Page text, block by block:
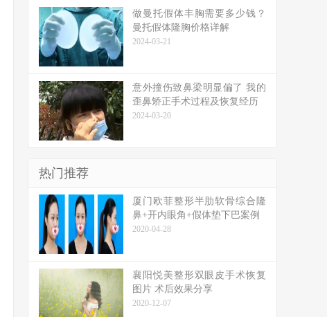
做曼托假体丰胸需要多少钱？
曼托假体隆胸价格详解
2024-03-21
意外撞伤致鼻梁明显偏了 我的
歪鼻矫正手术过程及恢复经历
2024-03-20
热门推荐
厦门欧菲整形半肋软骨综合隆
鼻+开内眼角+假体垫下巴案例
2020-04-28
襄阳悦美整形双眼皮手术恢复
图片 术后效果分享
2020-12-07